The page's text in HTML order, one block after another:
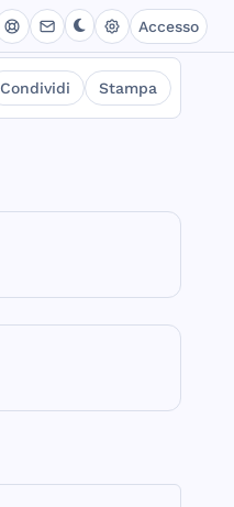
Accesso
Condividi Stampa